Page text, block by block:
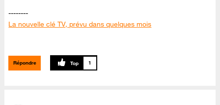
--------
La nouvelle clé TV, prévu dans quelques mois
Canal + en clair du 06 au 09 septembre sur TV d'Orange
Répondre 1